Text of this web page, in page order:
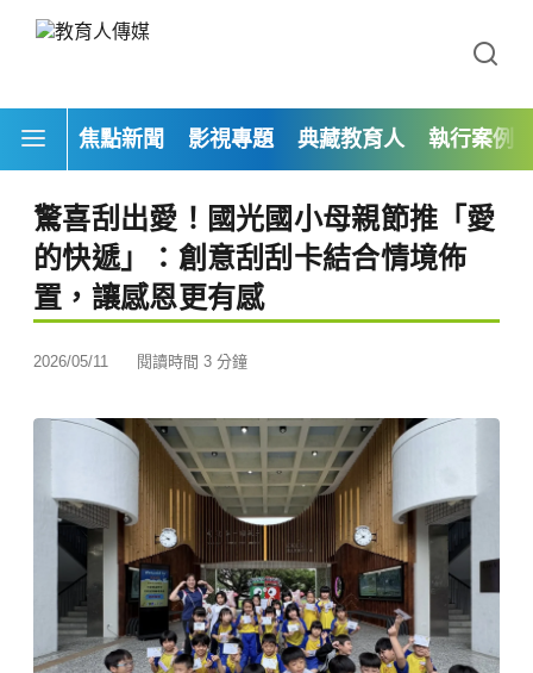
焦點新聞 影視專題 典藏教育人 執行案例
驚喜刮出愛！國光國小母親節推「愛
的快遞」：創意刮刮卡結合情境佈
置，讓感恩更有感
2026/05/11 閱讀時間 3 分鐘